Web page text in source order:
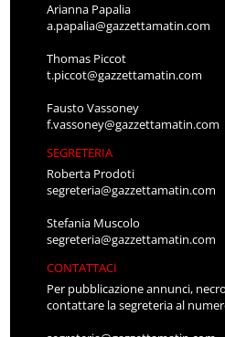
Arianna Papalia
a.papalia@gazzettamatin.com
Thomas Piccot
t.piccot@gazzettamatin.com
Fausto Vassoney
f.vassoney@gazzettamatin.com
SEGRETERIA
Roberta Prodoti
segreteria@gazzettamatin.com
Stefania Muscolo
segreteria@gazzettamatin.com
CONTATTACI
Per pubblicazione annunci,
contattare la segreteria al